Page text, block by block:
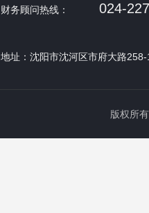
财务顾问热线： 024-
地址：沈阳市沈河区市府大路
版权所